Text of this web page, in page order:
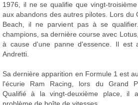
1976, il ne se qualifie que vingt-
aux abandons des autres pilotes. Lors du
Beach, il ne parvient pas à se
champions, sa dernière course avec
à cause d'une panne d'essence. Il est
Andretti.
Sa dernière apparition en Formule 1 est
l'écurie Ram Racing, lors du Grand
Qualifié à la vingt-deuxième place, il